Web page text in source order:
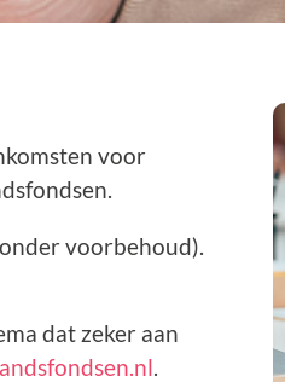
voor
voorbehoud).
dat zeker aan
.